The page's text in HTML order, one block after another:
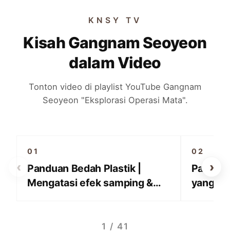
KNSY TV
Kisah Gangnam Seoyeon
dalam Video
Tonton video di playlist YouTube Gangnam
Seoyeon "Eksplorasi Operasi Mata".
‹ ›
01
Panduan Bedah Plastik |
Mengatasi efek samping &
bulu mata terangkat
02
yang
1 / 41